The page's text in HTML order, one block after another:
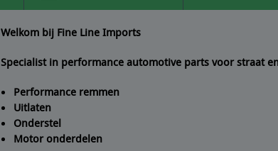
Petergeeft Fine Line Imports een
28/07/2026 | Snel verzonden en artikel helemaal volgens
aanrader dus.
Welkom bij Fine Line Imports
Specialist in performance automotive parts voor straat
Performance remmen
Uitlaten
Onderstel
Motor onderdelen